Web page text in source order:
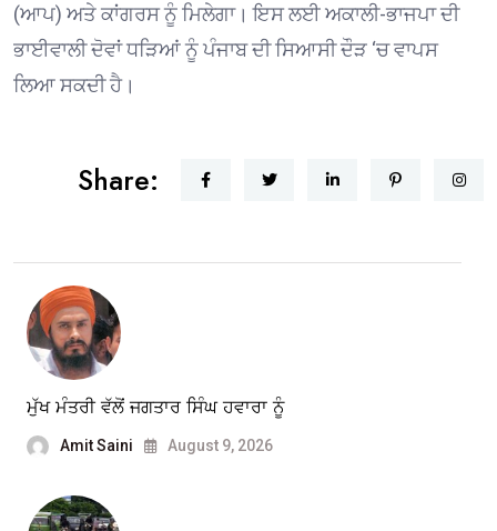
(ਆਪ) ਅਤੇ ਕਾਂਗਰਸ ਨੂੰ ਮਿਲੇਗਾ। ਇਸ ਲਈ ਅਕਾਲੀ-ਭਾਜਪਾ ਦੀ
ਭਾਈਵਾਲੀ ਦੋਵਾਂ ਧੜਿਆਂ ਨੂੰ ਪੰਜਾਬ ਦੀ ਸਿਆਸੀ ਦੌੜ ‘ਚ ਵਾਪਸ
ਲਿਆ ਸਕਦੀ ਹੈ।
Share:
ਮੁੱਖ ਮੰਤਰੀ ਵੱਲੋਂ ਜਗਤਾਰ ਸਿੰਘ ਹਵਾਰਾ ਨੂੰ
Amit Saini August 9, 2026